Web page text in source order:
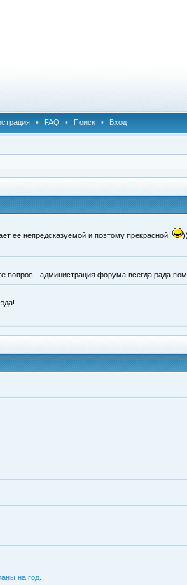
• FAQ • Поиск • Вход
ее непредсказуемой и поэтому прекрасной!
))
вопрос - администрация форума всегда рада
на год.